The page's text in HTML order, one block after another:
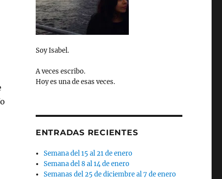
Soy Isabel.
A veces escribo.
Hoy es una de esas veces.
ENTRADAS RECIENTES
Semana del 15 al 21 de enero
Semana del 8 al 14 de enero
Semanas del 25 de diciembre al 7 de enero